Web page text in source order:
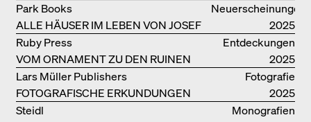
Neuerscheinungen
ALLE HÄUSER IM LEBEN VON JOSEF
FRANK
Park Books
2025
Entdeckungen
VOM ORNAMENT ZU DEN RUINEN
DES ALLTAGS
Ruby Press
2025
Fotografie
FOTOGRAFISCHE ERKUNDUNGEN
VON DENISE SCOTT BROWN
Lars Müller Publishers
2025
Monografien
Steidl